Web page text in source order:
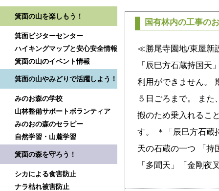
箕面の山を楽しもう！
箕面ビジターセンター
ハイキングマップと安心安全情報
箕面の山のイベント情報
箕面の山やみどりで活躍しよう！
みのお森の学校
山林整備サポートボランティア
みのおの森のセラピー
自然学習・山麓学習
箕面の森を守ろう！
シカによる食害防止
ナラ枯れ被害防止
国有林内の工事の
≪勝尾寺園地/東屋新
「辰巳方石蔵持国天
利用ができません。
５日ごろまで。 ま
搬のため乗入れるこ
す。 ＊「辰巳方石蔵
天の石蔵の一つ 「持
「多聞天」「金剛夜